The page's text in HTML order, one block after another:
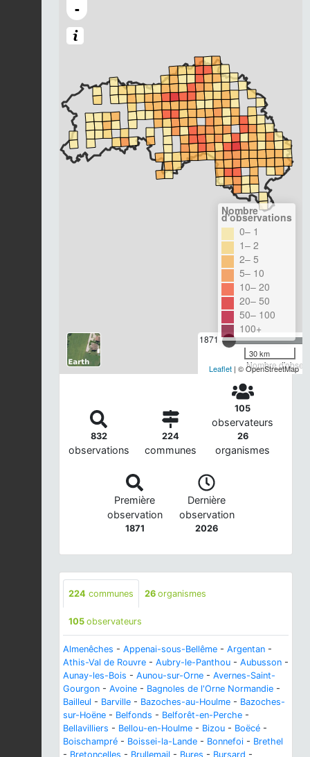
-
1871
Nombre
Nombre
d'observations
0– 1
1– 2
2– 5
5– 10
10– 20
20– 50
50– 100
100+
30 km
Leaflet | © OpenStreetMap
832
observations
224
communes
105
observateurs
26
organismes
Première
observation
1871
Dernière
observation
2026
224 communes 26 organismes
105 observateurs
Almenêches - Appenai-sous-Bellême - Argentan -
Athis-Val de Rouvre - Aubry-le-Panthou - Aubusson -
Aunay-les-Bois - Aunou-sur-Orne - Avernes-Saint-
Gourgon - Avoine - Bagnoles de l'Orne Normandie -
Bailleul - Barville - Bazoches-au-Houlme - Bazoches-
sur-Hoëne - Belfonds - Belforêt-en-Perche -
Bellavilliers - Bellou-en-Houlme - Bizou - Boëcé -
Boischampré - Boissei-la-Lande - Bonnefoi - Brethel
- Bretoncelles - Brullemail - Bures - Bursard -